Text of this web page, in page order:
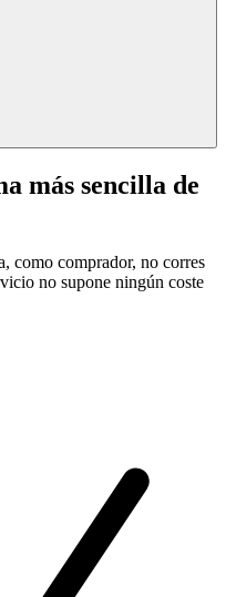
más sencilla de
como comprador, no corres
no supone ningún coste